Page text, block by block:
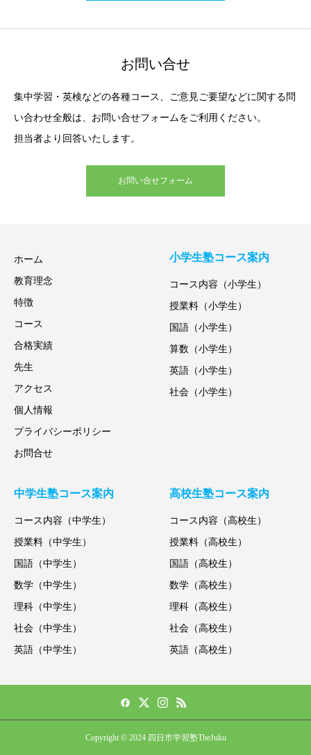
お問い合せ
集中学習・英検などの各種コース、ご意見ご要望などに関する問
い合わせ全般は、お問い合せフォームをご利用ください。
担当者より回答いたします。
お問い合せフォーム
ホーム
教育理念
特徴
コース
合格実績
先生
アクセス
個人情報
プライバシーポリシー
お問合せ
小学生塾コース案内
コース内容（小学生）
授業料（小学生）
国語（小学生）
算数（小学生）
英語（小学生）
社会（小学生）
中学生塾コース案内
コース内容（中学生）
授業料（中学生）
国語（中学生）
数学（中学生）
理科（中学生）
社会（中学生）
英語（中学生）
高校生塾コース案内
コース内容（高校生）
授業料（高校生）
国語（高校生）
数学（高校生）
理科（高校生）
社会（高校生）
英語（高校生）
Copyright © 2024 四日市学習塾TheJuku